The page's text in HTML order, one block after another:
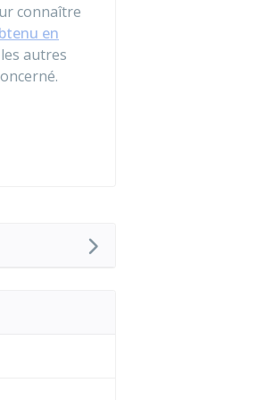
connaître
en
autres